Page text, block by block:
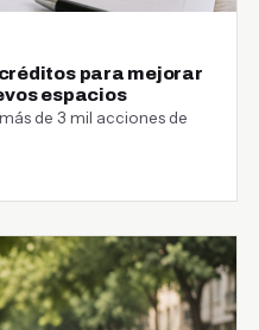
para mejorar
espacios
de 3 mil acciones de